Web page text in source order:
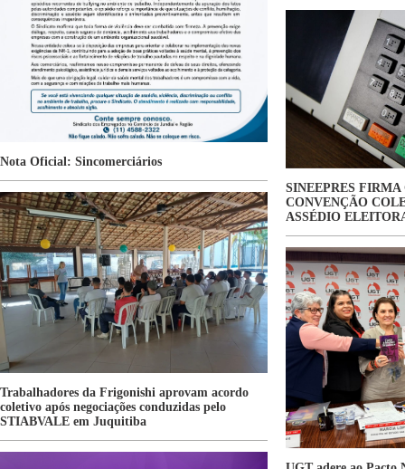
Nota Oficial: Sincomerciários
SINEEPRES
CONVENÇÃO
ASSÉDIO
Trabalhadores da Frigonishi aprovam acordo
coletivo após negociações conduzidas pelo
STIABVALE em Juquitiba